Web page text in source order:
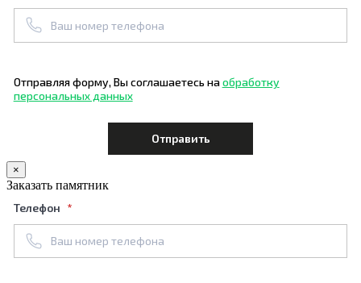
Отправляя форму, Вы соглашаетесь наобработку
персональных данных
×
Заказать памятник
Телефон